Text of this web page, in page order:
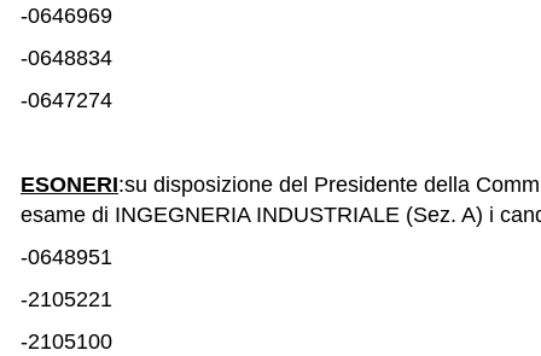
-0646969
-0648834
-0647274
ESONERI:su disposizione del Presidente della
esame di INGEGNERIA INDUSTRIALE (Sez. A) i
-0648951
-2105221
-2105100